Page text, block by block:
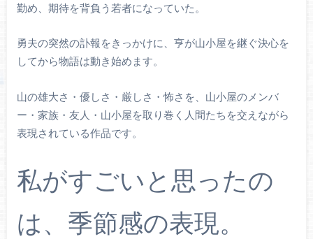
勤め、期待を背負う若者になっていた。
勇夫の突然の訃報をきっかけに、亨が山小屋を継ぐ決心を
してから物語は動き始めます。
山の雄大さ・優しさ・厳しさ・怖さを、山小屋のメンバ
ー・家族・友人・山小屋を取り巻く人間たちを交えながら
表現されている作品です。
私がすごいと思ったの
は、季節感の表現。